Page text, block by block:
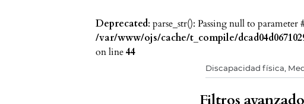
Deprecated: parse_str(): Passing null to
/var/www/ojs/cache/t_compile/
on line44